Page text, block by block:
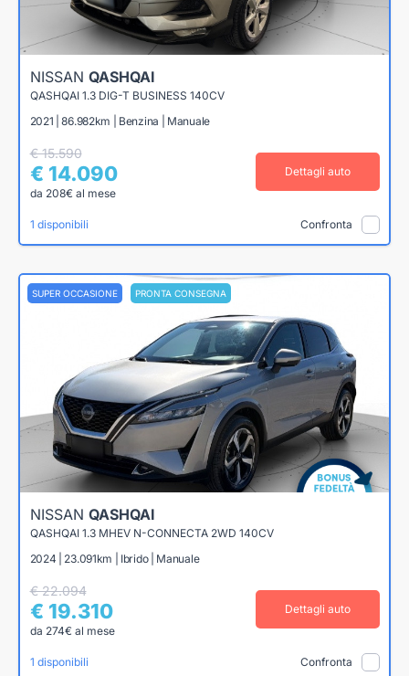
NISSAN QASHQAI
QASHQAI 1.3 DIG-T BUSINESS 140CV
2021 | 86.982km | Benzina | Manuale
€ 15.590
€ 14.090
da 208€ al mese
Dettagli auto
1 disponibili Confronta
SUPER OCCASIONE PRONTA CONSEGNA
NISSAN QASHQAI
QASHQAI 1.3 MHEV N-CONNECTA 2WD 140CV
2024 | 23.091km | Ibrido | Manuale
€ 22.094
€ 19.310
da 274€ al mese
Dettagli auto
1 disponibili Confronta